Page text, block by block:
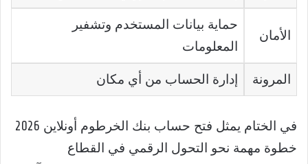
الأمان
حماية بيانات المستخدم وتشفير
المعلومات
المرونة إدارة الحساب من أي مكان
في الختام يمثل فتح حساب بنك الخرطوم أونلاين 2026
خطوة مهمة نحو التحول الرقمي في القطاع